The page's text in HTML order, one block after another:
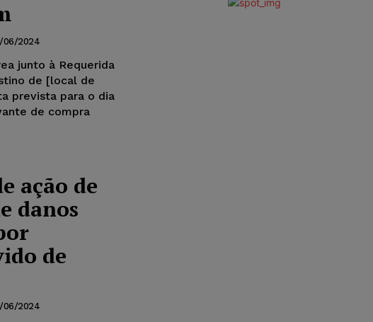
06/2024
junto à Requerida
de [local de
prevista para o dia
de compra
ação de
danos
de
06/2024